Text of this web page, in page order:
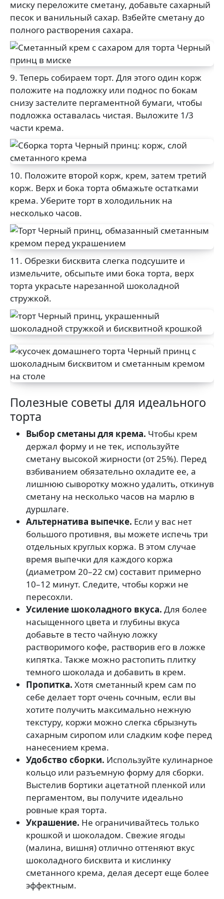
миску переложите сметану, добавьте сахарный
песок и ванильный сахар. Взбейте сметану до
полного растворения сахара.
9. Теперь собираем торт. Для этого один корж
положите на подложку или поднос по бокам
снизу застелите пергаментной бумаги, чтобы
подложка оставалась чистая. Выложите 1/3
части крема.
10. Положите второй корж, крем, затем третий
корж. Верх и бока торта обмажьте остатками
крема. Уберите торт в холодильник на
несколько часов.
11. Обрезки бисквита слегка подсушите и
измельчите, обсыпьте ими бока торта, верх
торта украсьте нарезанной шоколадной
стружкой.
Полезные советы для идеального
торта
Выбор сметаны для крема. Чтобы крем
держал форму и не тек, используйте
сметану высокой жирности (от 25%). Перед
взбиванием обязательно охладите ее, а
лишнюю сыворотку можно удалить, откинув
сметану на несколько часов на марлю в
дуршлаге.
Альтернатива выпечке. Если у вас нет
большого противня, вы можете испечь три
отдельных круглых коржа. В этом случае
время выпечки для каждого коржа
(диаметром 20–22 см) составит примерно
10–12 минут. Следите, чтобы коржи не
пересохли.
Усиление шоколадного вкуса. Для более
насыщенного цвета и глубины вкуса
добавьте в тесто чайную ложку
растворимого кофе, растворив его в ложке
кипятка. Также можно растопить плитку
темного шоколада и добавить в крем.
Пропитка. Хотя сметанный крем сам по
себе делает торт очень сочным, если вы
хотите получить максимально нежную
текстуру, коржи можно слегка сбрызнуть
сахарным сиропом или сладким кофе перед
нанесением крема.
Удобство сборки. Используйте кулинарное
кольцо или разъемную форму для сборки.
Выстелив бортики ацетатной пленкой или
пергаментом, вы получите идеально
ровные края торта.
Украшение. Не ограничивайтесь только
крошкой и шоколадом. Свежие ягоды
(малина, вишня) отлично оттеняют вкус
шоколадного бисквита и кислинку
сметанного крема, делая десерт еще более
эффектным.